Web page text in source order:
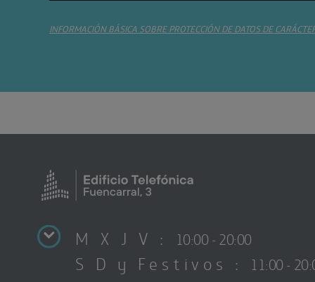
INFORMACIÓN BÁSICA SOBRE PROTECCIÓN DE DATOS DE
M X J V : 10:00 - 20:00
S D y Festivos : 11:00 -